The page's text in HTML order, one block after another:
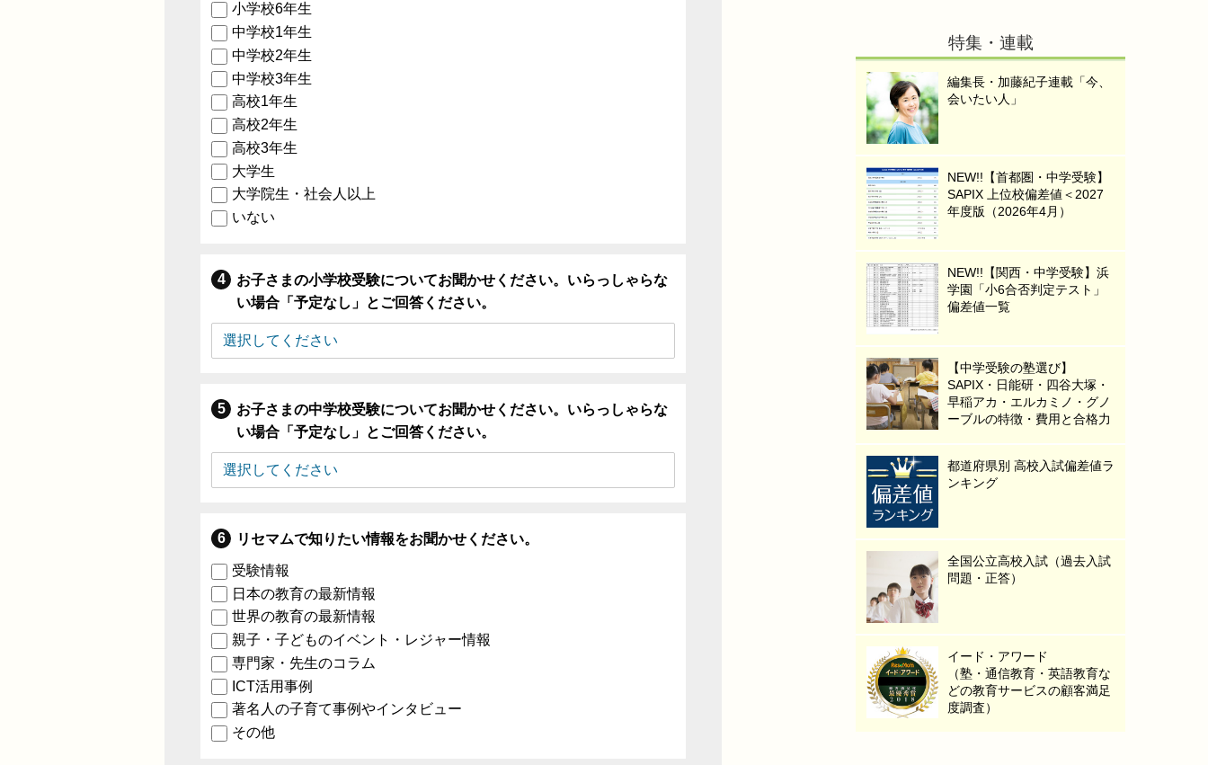
小学校6年生
中学校1年生
中学校2年生
中学校3年生
高校1年生
高校2年生
高校3年生
大学生
大学院生・社会人以上
いない
お子さまの小学校受験についてお聞かせください。いらっしゃらな
い場合「予定なし」とご回答ください。
お子さまの中学校受験についてお聞かせください。いらっしゃらな
い場合「予定なし」とご回答ください。
リセマムで知りたい情報をお聞かせください。
受験情報
日本の教育の最新情報
世界の教育の最新情報
親子・子どものイベント・レジャー情報
専門家・先生のコラム
ICT活用事例
著名人の子育て事例やインタビュー
その他
特集・連載
編集長・加藤紀子連載「今、
会いたい人」
NEW!!【首都圏・中学受験】
SAPIX 上位校偏差値＜2027
年度版（2026年4月）
NEW!!【関西・中学受験】浜
学園「小6合否判定テスト」
偏差値一覧
【中学受験の塾選び】
SAPIX・日能研・四谷大塚・
早稲アカ・エルカミノ・グノ
ーブルの特徴・費用と合格力
都道府県別 高校入試偏差値ラ
ンキング
全国公立高校入試（過去入試
問題・正答）
イード・アワード
（塾・通信教育・英語教育な
どの教育サービスの顧客満足
度調査）